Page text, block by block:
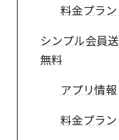
料金プラン
シンプル会員
無料
アプリ情報
料金プラン